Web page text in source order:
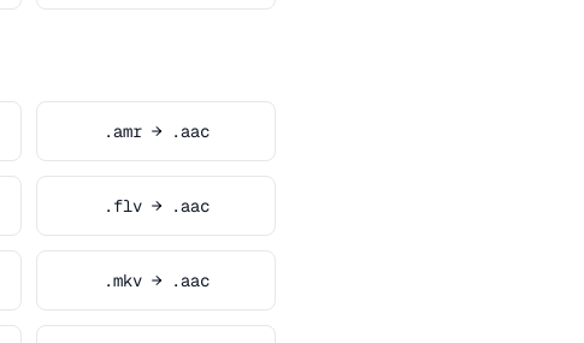
.amr → .aac
.flv → .aac
.mkv → .aac